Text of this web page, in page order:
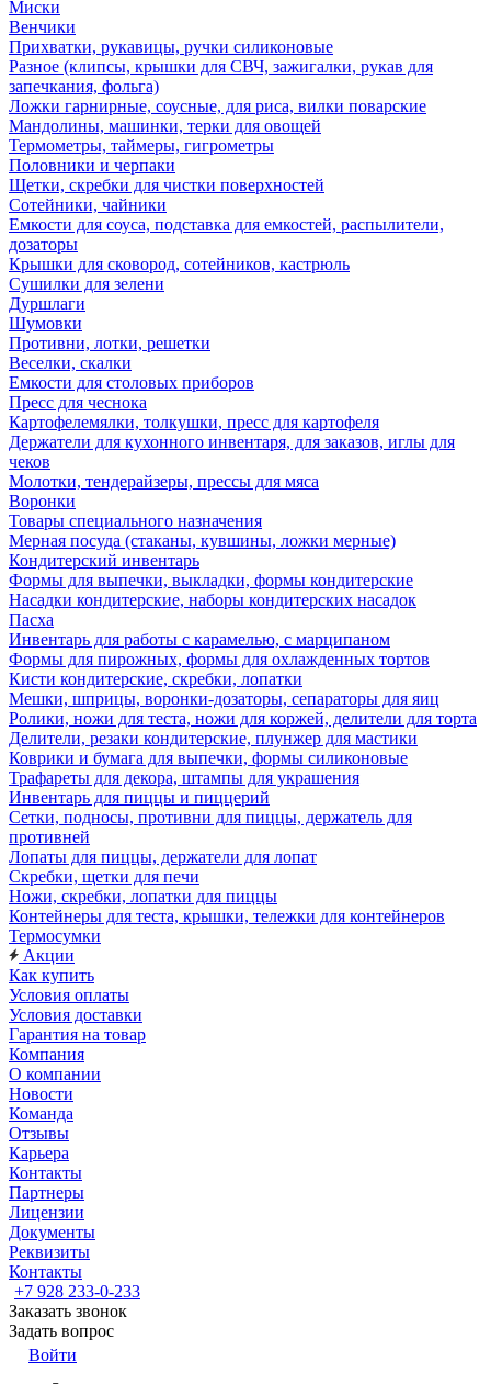
Миски
Венчики
Прихватки, рукавицы, ручки силиконовые
Разное (клипсы, крышки для СВЧ, зажигалки, рукав для
запечкания, фольга)
Ложки гарнирные, соусные, для риса, вилки поварские
Мандолины, машинки, терки для овощей
Термометры, таймеры, гигрометры
Половники и черпаки
Щетки, скребки для чистки поверхностей
Сотейники, чайники
Емкости для соуса, подставка для емкостей, распылители,
дозаторы
Крышки для сковород, сотейников, кастрюль
Сушилки для зелени
Дуршлаги
Шумовки
Противни, лотки, решетки
Веселки, скалки
Емкости для столовых приборов
Пресс для чеснока
Картофелемялки, толкушки, пресс для картофеля
Держатели для кухонного инвентаря, для заказов, иглы для
чеков
Молотки, тендерайзеры, прессы для мяса
Воронки
Товары специального назначения
Мерная посуда (стаканы, кувшины, ложки мерные)
Кондитерский инвентарь
Формы для выпечки, выкладки, формы кондитерские
Насадки кондитерские, наборы кондитерских насадок
Пасха
Инвентарь для работы с карамелью, с марципаном
Формы для пирожных, формы для охлажденных тортов
Кисти кондитерские, скребки, лопатки
Мешки, шприцы, воронки-дозаторы, сепараторы для яиц
Ролики, ножи для теста, ножи для коржей, делители для торта
Делители, резаки кондитерские, плунжер для мастики
Коврики и бумага для выпечки, формы силиконовые
Трафареты для декора, штампы для украшения
Инвентарь для пиццы и пиццерий
Сетки, подносы, противни для пиццы, держатель для
противней
Лопаты для пиццы, держатели для лопат
Скребки, щетки для печи
Ножи, скребки, лопатки для пиццы
Контейнеры для теста, крышки, тележки для контейнеров
Термосумки
Акции
Как купить
Условия оплаты
Условия доставки
Гарантия на товар
Компания
О компании
Новости
Команда
Отзывы
Карьера
Контакты
Партнеры
Лицензии
Документы
Реквизиты
Контакты
+7 928 233-0-233
Заказать звонок
Задать вопрос
Войти